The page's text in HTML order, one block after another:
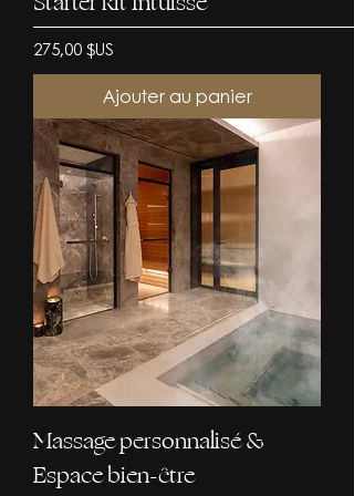
Prix
275,00 $US
Ajouter au panier
Massage personnalisé &
Espace bien-être